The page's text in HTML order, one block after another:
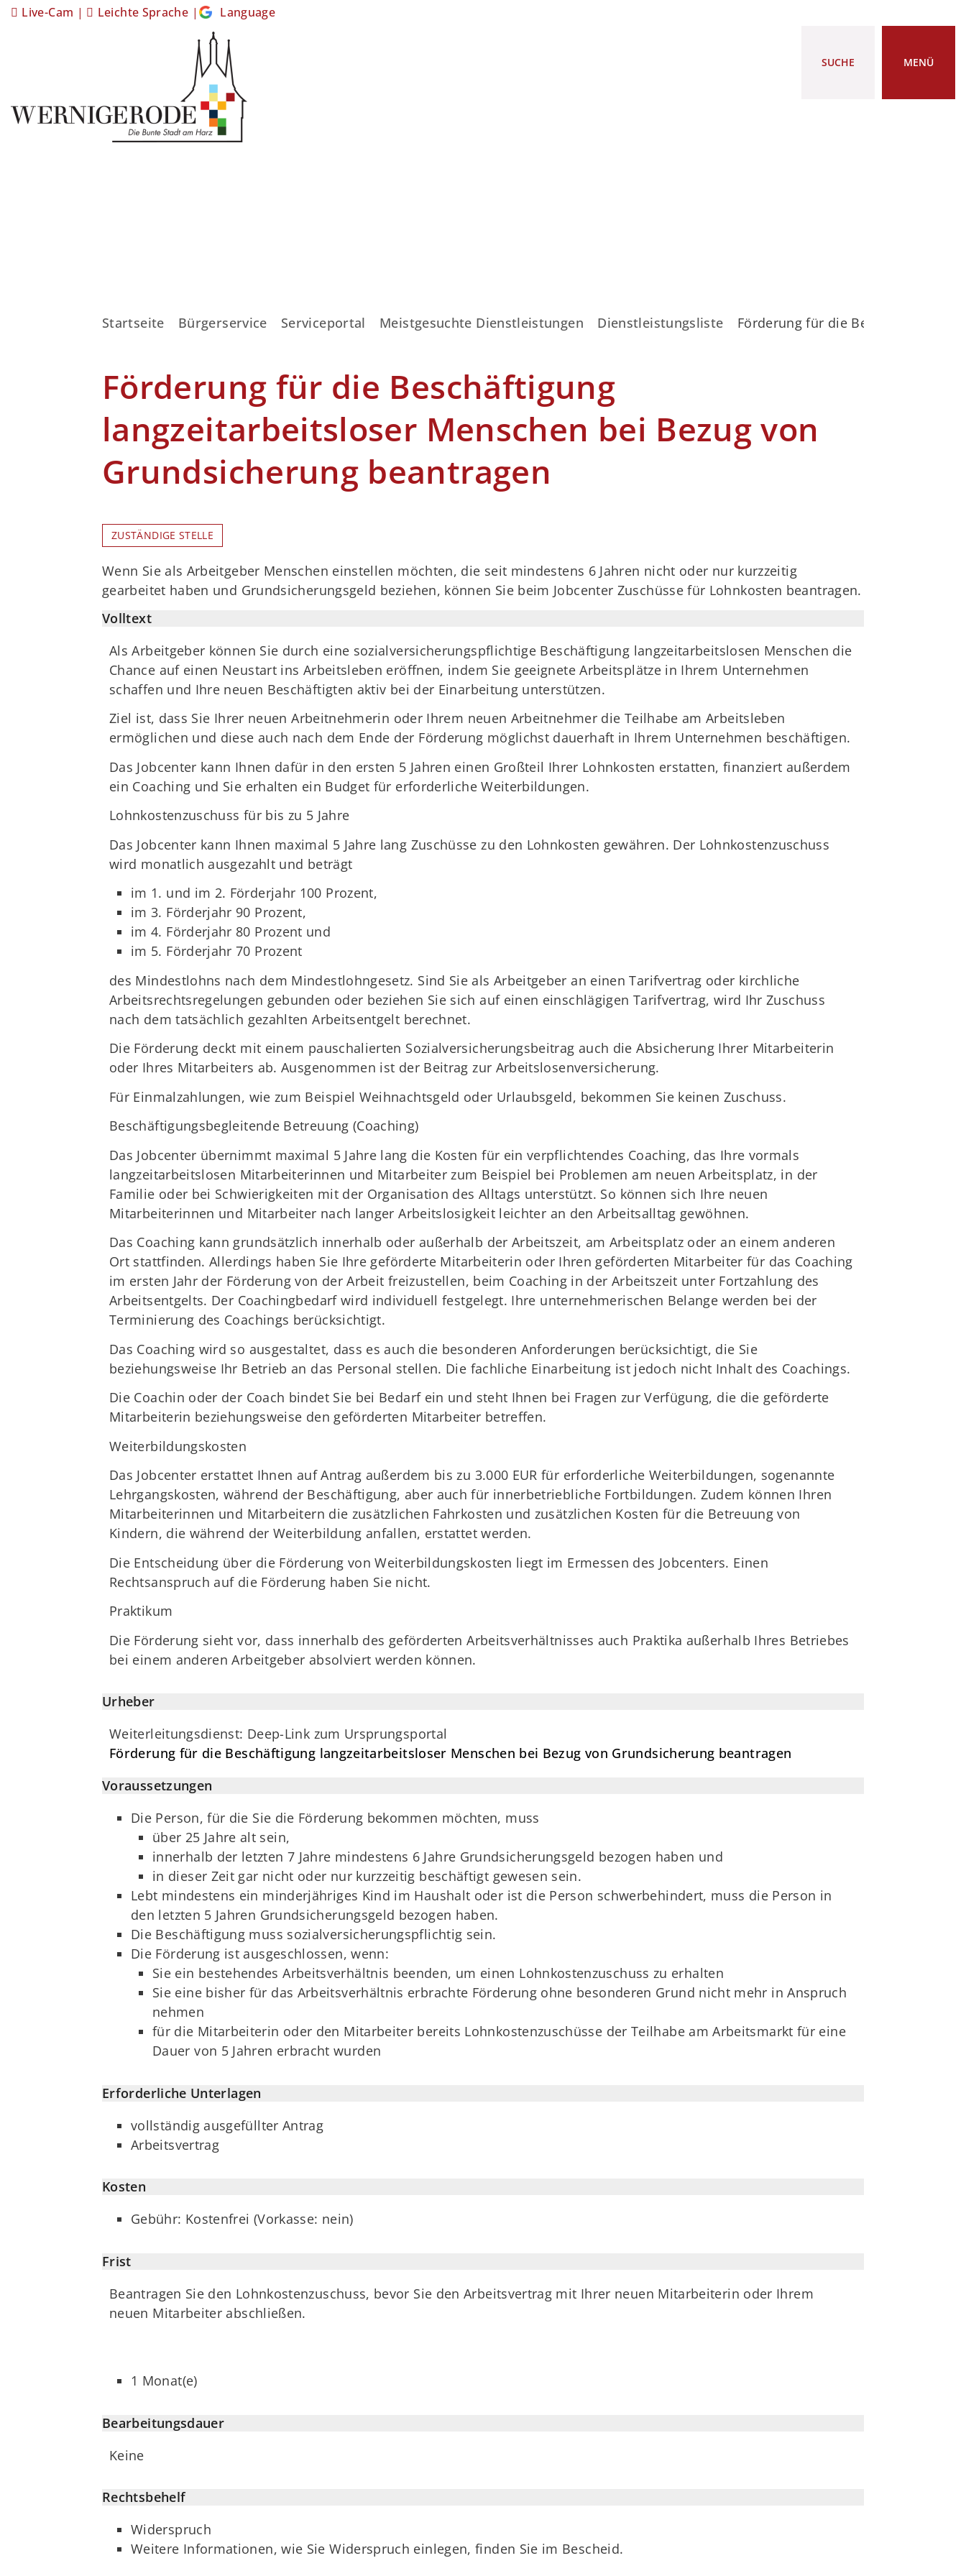
Live-Cam | Leichte Sprache | Language
SUCHE MENÜ
Startseite Bürgerservice Serviceportal Meistgesuchte Dienstleistungen Dienstleistungsliste Förderung für die Beschäftigung
Förderung für die Beschäftigung
langzeitarbeitsloser Menschen bei Bezug von
Grundsicherung beantragen
ZUSTÄNDIGE STELLE
Wenn Sie als Arbeitgeber Menschen einstellen möchten, die seit mindestens 6 Jahren nicht oder nur kurzzeitig
gearbeitet haben und Grundsicherungsgeld beziehen, können Sie beim Jobcenter Zuschüsse für Lohnkosten beantragen.
Volltext
Als Arbeitgeber können Sie durch eine sozialversicherungspflichtige Beschäftigung langzeitarbeitslosen Menschen die
Chance auf einen Neustart ins Arbeitsleben eröffnen, indem Sie geeignete Arbeitsplätze in Ihrem Unternehmen
schaffen und Ihre neuen Beschäftigten aktiv bei der Einarbeitung unterstützen.
Ziel ist, dass Sie Ihrer neuen Arbeitnehmerin oder Ihrem neuen Arbeitnehmer die Teilhabe am Arbeitsleben
ermöglichen und diese auch nach dem Ende der Förderung möglichst dauerhaft in Ihrem Unternehmen beschäftigen.
Das Jobcenter kann Ihnen dafür in den ersten 5 Jahren einen Großteil Ihrer Lohnkosten erstatten, finanziert außerdem
ein Coaching und Sie erhalten ein Budget für erforderliche Weiterbildungen.
Lohnkostenzuschuss für bis zu 5 Jahre
Das Jobcenter kann Ihnen maximal 5 Jahre lang Zuschüsse zu den Lohnkosten gewähren. Der Lohnkostenzuschuss
wird monatlich ausgezahlt und beträgt
im 1. und im 2. Förderjahr 100 Prozent,
im 3. Förderjahr 90 Prozent,
im 4. Förderjahr 80 Prozent und
im 5. Förderjahr 70 Prozent
des Mindestlohns nach dem Mindestlohngesetz. Sind Sie als Arbeitgeber an einen Tarifvertrag oder kirchliche
Arbeitsrechtsregelungen gebunden oder beziehen Sie sich auf einen einschlägigen Tarifvertrag, wird Ihr Zuschuss
nach dem tatsächlich gezahlten Arbeitsentgelt berechnet.
Die Förderung deckt mit einem pauschalierten Sozialversicherungsbeitrag auch die Absicherung Ihrer Mitarbeiterin
oder Ihres Mitarbeiters ab. Ausgenommen ist der Beitrag zur Arbeitslosenversicherung.
Für Einmalzahlungen, wie zum Beispiel Weihnachtsgeld oder Urlaubsgeld, bekommen Sie keinen Zuschuss.
Beschäftigungsbegleitende Betreuung (Coaching)
Das Jobcenter übernimmt maximal 5 Jahre lang die Kosten für ein verpflichtendes Coaching, das Ihre vormals
langzeitarbeitslosen Mitarbeiterinnen und Mitarbeiter zum Beispiel bei Problemen am neuen Arbeitsplatz, in der
Familie oder bei Schwierigkeiten mit der Organisation des Alltags unterstützt. So können sich Ihre neuen
Mitarbeiterinnen und Mitarbeiter nach langer Arbeitslosigkeit leichter an den Arbeitsalltag gewöhnen.
Das Coaching kann grundsätzlich innerhalb oder außerhalb der Arbeitszeit, am Arbeitsplatz oder an einem anderen
Ort stattfinden. Allerdings haben Sie Ihre geförderte Mitarbeiterin oder Ihren geförderten Mitarbeiter für das Coaching
im ersten Jahr der Förderung von der Arbeit freizustellen, beim Coaching in der Arbeitszeit unter Fortzahlung des
Arbeitsentgelts. Der Coachingbedarf wird individuell festgelegt. Ihre unternehmerischen Belange werden bei der
Terminierung des Coachings berücksichtigt.
Das Coaching wird so ausgestaltet, dass es auch die besonderen Anforderungen berücksichtigt, die Sie
beziehungsweise Ihr Betrieb an das Personal stellen. Die fachliche Einarbeitung ist jedoch nicht Inhalt des Coachings.
Die Coachin oder der Coach bindet Sie bei Bedarf ein und steht Ihnen bei Fragen zur Verfügung, die die geförderte
Mitarbeiterin beziehungsweise den geförderten Mitarbeiter betreffen.
Weiterbildungskosten
Das Jobcenter erstattet Ihnen auf Antrag außerdem bis zu 3.000 EUR für erforderliche Weiterbildungen, sogenannte
Lehrgangskosten, während der Beschäftigung, aber auch für innerbetriebliche Fortbildungen. Zudem können Ihren
Mitarbeiterinnen und Mitarbeitern die zusätzlichen Fahrkosten und zusätzlichen Kosten für die Betreuung von
Kindern, die während der Weiterbildung anfallen, erstattet werden.
Die Entscheidung über die Förderung von Weiterbildungskosten liegt im Ermessen des Jobcenters. Einen
Rechtsanspruch auf die Förderung haben Sie nicht.
Praktikum
Die Förderung sieht vor, dass innerhalb des geförderten Arbeitsverhältnisses auch Praktika außerhalb Ihres Betriebes
bei einem anderen Arbeitgeber absolviert werden können.
Urheber
Weiterleitungsdienst: Deep-Link zum Ursprungsportal
Förderung für die Beschäftigung langzeitarbeitsloser Menschen bei Bezug von Grundsicherung beantragen
Voraussetzungen
Die Person, für die Sie die Förderung bekommen möchten, muss
über 25 Jahre alt sein,
innerhalb der letzten 7 Jahre mindestens 6 Jahre Grundsicherungsgeld bezogen haben und
in dieser Zeit gar nicht oder nur kurzzeitig beschäftigt gewesen sein.
Lebt mindestens ein minderjähriges Kind im Haushalt oder ist die Person schwerbehindert, muss die Person in
den letzten 5 Jahren Grundsicherungsgeld bezogen haben.
Die Beschäftigung muss sozialversicherungspflichtig sein.
Die Förderung ist ausgeschlossen, wenn:
Sie ein bestehendes Arbeitsverhältnis beenden, um einen Lohnkostenzuschuss zu erhalten
Sie eine bisher für das Arbeitsverhältnis erbrachte Förderung ohne besonderen Grund nicht mehr in Anspruch
nehmen
für die Mitarbeiterin oder den Mitarbeiter bereits Lohnkostenzuschüsse der Teilhabe am Arbeitsmarkt für eine
Dauer von 5 Jahren erbracht wurden
Erforderliche Unterlagen
vollständig ausgefüllter Antrag
Arbeitsvertrag
Kosten
Gebühr: Kostenfrei (Vorkasse: nein)
Frist
Beantragen Sie den Lohnkostenzuschuss, bevor Sie den Arbeitsvertrag mit Ihrer neuen Mitarbeiterin oder Ihrem
neuen Mitarbeiter abschließen.
1 Monat(e)
Bearbeitungsdauer
Keine
Rechtsbehelf
Widerspruch
Weitere Informationen, wie Sie Widerspruch einlegen, finden Sie im Bescheid.